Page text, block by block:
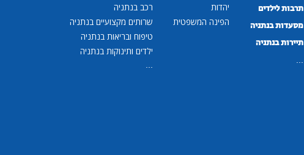
תרבות לילדים
מסעדות בנתניה
תיירות בנתניה
...
יהדות
הפינה המשפטית
רכב בנתניה
שרותים מקצועיים בנתניה
טיפוח ובריאות בנתניה
ילדים ותינוקות בנתניה
...